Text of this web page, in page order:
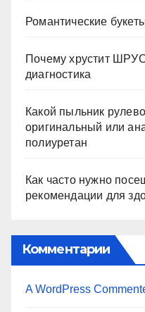
Романтические
Почему хрустит
диагностика
Какой пыльник
оригинальный или
полиуретан
Как часто нужно
рекомендации для
Комментарии
A WordPress